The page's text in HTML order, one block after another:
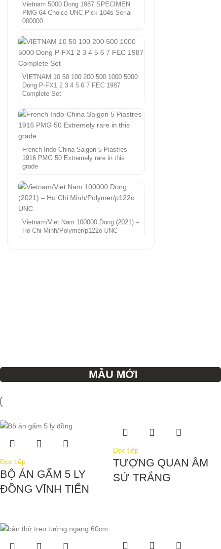
Vietnam 5000 Dong 1987 SPECIMEN
PMG 64 Choice UNC Pick 104s Serial
000000
VIETNAM 10 50 100 200 500 1000 5000
Dong P-FX1 2 3 4 5 6 7 FEC 1987
Complete Set
French Indo-China Saigon 5 Piastres
1916 PMG 50 Extremely rare in this
grade
Vietnam/Viet Nam 100000 Dong (2021) –
Ho Chi Minh/Polymer/p122o UNC
MẪU MỚI
Đọc tiếp
BỘ ÁN GẤM 5 LY
ĐỒNG VĨNH TIẾN
Đọc tiếp
TƯỢNG QUAN ÂM
SỨ TRẮNG